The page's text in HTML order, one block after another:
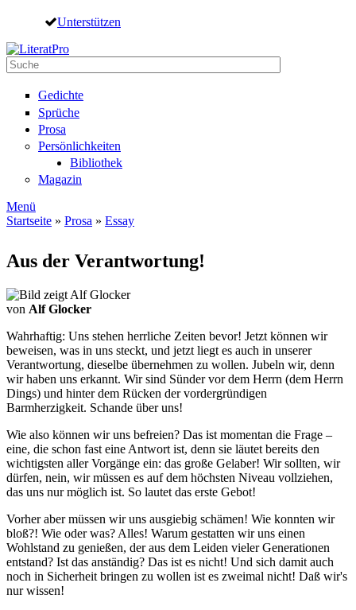
Direkt zum Inhalt
Unterstützen
Suche
Gedichte
Sprüche
Prosa
Persönlichkeiten
Bibliothek
Magazin
Menü
Startseite » Prosa » Essay
Aus der Verantwortung!
von Alf Glocker
Wahrhaftig: Uns stehen herrliche Zeiten bevor! Jetzt können wir
beweisen, was in uns steckt, und jetzt liegt es auch in unserer
Verantwortung, dieselbe übernehmen zu wollen. Jubeln wir, denn
wir haben uns erkannt. Wir sind Sünder vor dem Herrn (dem Herrn
Dings) und hinter dem Rücken der vordergründigen
Barmherzigkeit. Schande über uns!
Wie also können wir uns befreien? Das ist momentan die Frage –
eine, die schon fast eine Antwort ist, denn sie läutet bereits den
wichtigsten aller Vorgänge ein: das große Gelaber! Wir sollten, wir
dürfen, nein, wir müssen es auf dem höchsten Niveau vollziehen,
das uns nur möglich ist. So lautet das erste Gebot!
Vorher aber müssen wir uns ausgiebig schämen! Wie konnten wir
bloß?! Wie oder was? Alles! Warum gestatten wir uns einen
Wohlstand zu genießen, der aus dem Leiden vieler Generationen
entstand? Ist das anständig? Das ist es nicht! Und sich damit auch
noch in Sicherheit bringen zu wollen ist es zweimal nicht! Daß wir's
nur wissen!